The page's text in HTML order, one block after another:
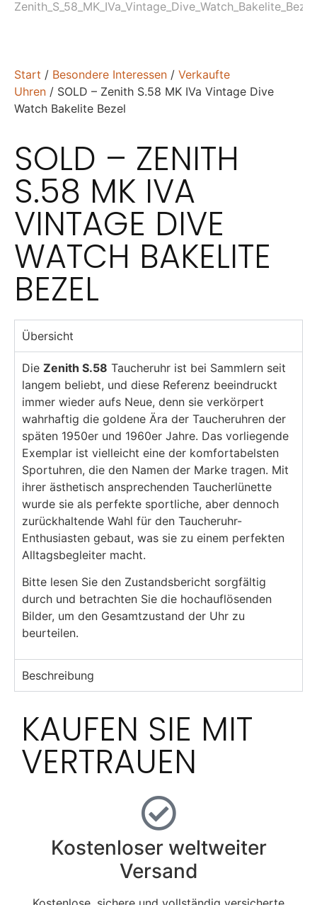
Start / Besondere Interessen / Verkaufte
Uhren / SOLD – Zenith S.58 MK IVa Vintage Dive
Watch Bakelite Bezel
SOLD – ZENITH
S.58 MK IVA
VINTAGE DIVE
WATCH BAKELITE
BEZEL
Übersicht
Die Zenith S.58 Taucheruhr ist bei Sammlern seit
langem beliebt, und diese Referenz beeindruckt
immer wieder aufs Neue, denn sie verkörpert
wahrhaftig die goldene Ära der Taucheruhren der
späten 1950er und 1960er Jahre. Das vorliegende
Exemplar ist vielleicht eine der komfortabelsten
Sportuhren, die den Namen der Marke tragen. Mit
ihrer ästhetisch ansprechenden Taucherlünette
wurde sie als perfekte sportliche, aber dennoch
zurückhaltende Wahl für den Taucheruhr-
Enthusiasten gebaut, was sie zu einem perfekten
Alltagsbegleiter macht.
Bitte lesen Sie den Zustandsbericht sorgfältig
durch und betrachten Sie die hochauflösenden
Bilder, um den Gesamtzustand der Uhr zu
beurteilen.
Beschreibung
KAUFEN SIE MIT
VERTRAUEN
Kostenloser weltweiter
Versand